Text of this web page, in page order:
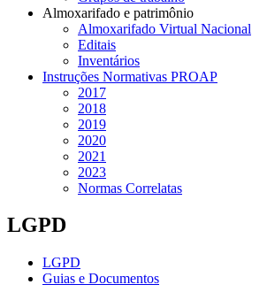
Almoxarifado e patrimônio
Almoxarifado Virtual Nacional
Editais
Inventários
Instruções Normativas PROAP
2017
2018
2019
2020
2021
2023
Normas Correlatas
LGPD
LGPD
Guias e Documentos